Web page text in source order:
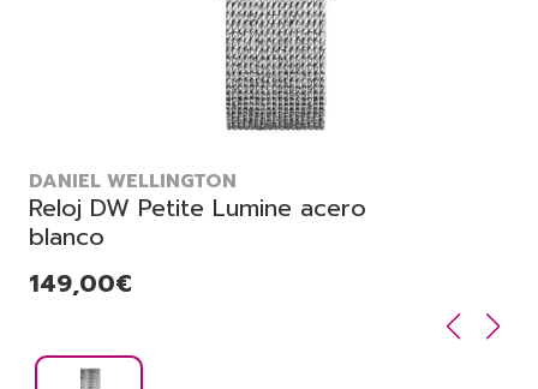
DANIEL WELLINGTON
Reloj DW Petite Lumine acero
blanco
149,00€